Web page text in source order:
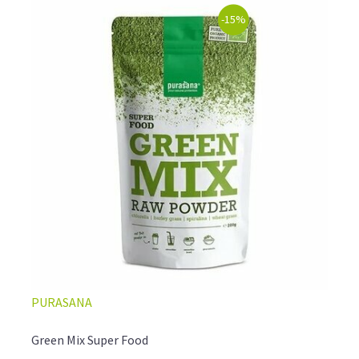
de déshydratation à une température ne dépassant pas
45°C grâce à un air naturellement sec, préserve
l'intégrité de ses cellules. Elle est ensuite conditionnée
De plus, des installations de traitement permettent
de recycler l'eau en totalité afin d'économiser les
ressources et d'éviter des rejets dans la nature
préjudiciables pour les sols et les végétaux.
Investissez sur votre santé et achetez la à prix dégressifs
sur notre boutique en ligne.
LA SPIRULINE FRANCAISE DE CAMARGUE, UNE
QUALITÉ ARTISANALE IRRÉPROCHABLE!
-15%
PURASANA
Green Mix Super Food